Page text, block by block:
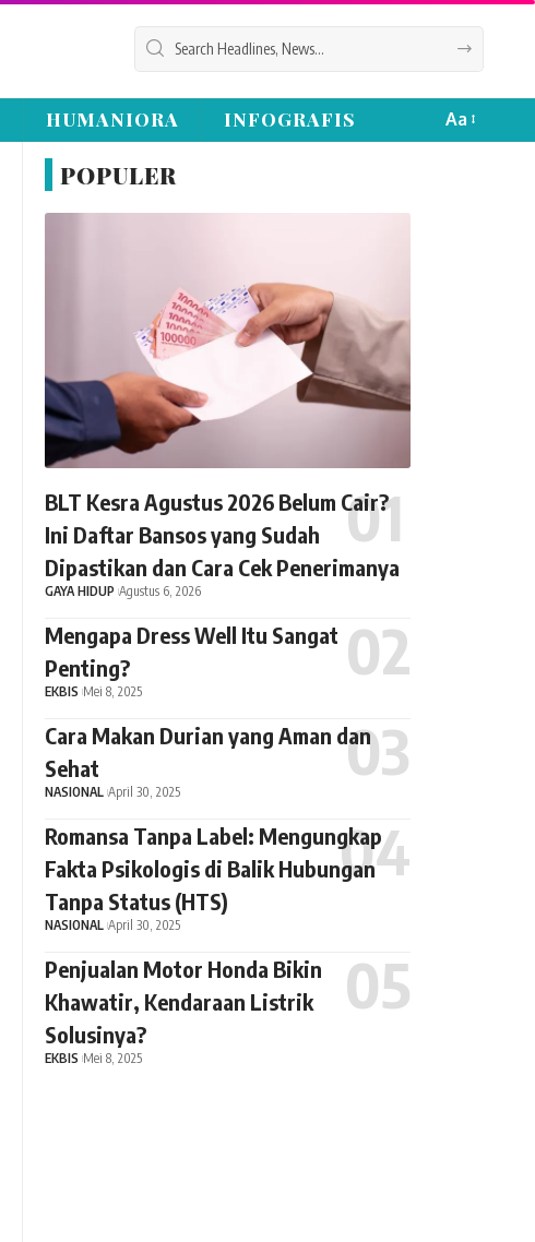
HUMANIORA INFOGRAFIS Aa
POPULER
BLT Kesra Agustus 2026 Belum Cair?
Ini Daftar Bansos yang Sudah
Dipastikan dan Cara Cek Penerimanya
GAYA HIDUP Agustus 6, 2026
Mengapa Dress Well Itu Sangat
Penting?
EKBIS Mei 8, 2025
Cara Makan Durian yang Aman dan
Sehat
NASIONAL April 30, 2025
Romansa Tanpa Label: Mengungkap
Fakta Psikologis di Balik Hubungan
Tanpa Status (HTS)
NASIONAL April 30, 2025
Penjualan Motor Honda Bikin
Khawatir, Kendaraan Listrik
Solusinya?
EKBIS Mei 8, 2025